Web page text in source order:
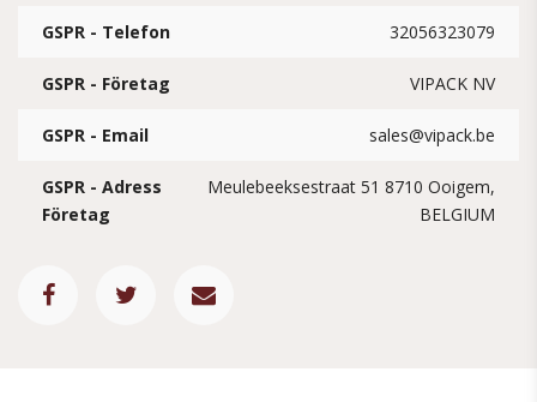
GSPR - Telefon 32056323079
GSPR - Företag VIPACK NV
GSPR - Email sales@vipack.be
GSPR - Adress
Företag
Meulebeeksestraat 51 8710 Ooigem,
BELGIUM